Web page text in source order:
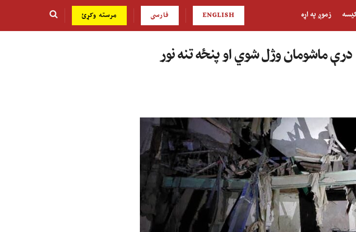
زموږ په اړه ENGLISH فارسی مرسته وکړئ
ماشومان وژل شوي او پنځه تنه نور